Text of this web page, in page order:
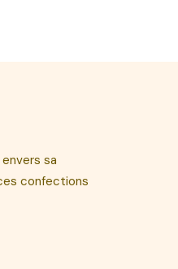
sa
confections